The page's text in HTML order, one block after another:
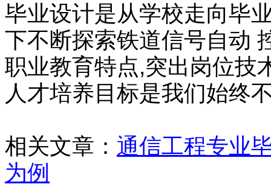
毕业设计是从学校走向毕
下不断探索铁道信号自动
职业教育特点,突出岗位技
人才培养目标是我们始终
相关文章： 通信工程专业
为例